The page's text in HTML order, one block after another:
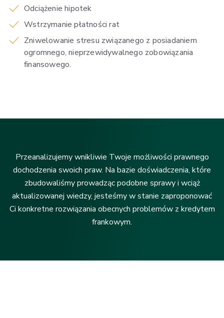
Odciążenie hipotek
Wstrzymanie płatności rat
Zniwelowanie stresu związanego z posiadaniem
ogromnego, nieprzewidywalnego zobowiązania
finansowego.
Przeanalizujemy wnikliwie Twoje możliwości prawnego
dochodzenia swoich praw. Na bazie doświadczenia, które
zbudowaliśmy prowadząc podobne sprawy i wciąż
aktualizowanej wiedzy, jesteśmy w stanie zaproponować
Ci konkretne rozwiązania obecnych problemów z kredytem
frankowym.